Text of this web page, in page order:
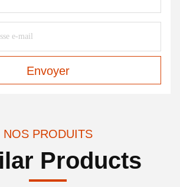
Envoyer
NOS PRODUITS
Products